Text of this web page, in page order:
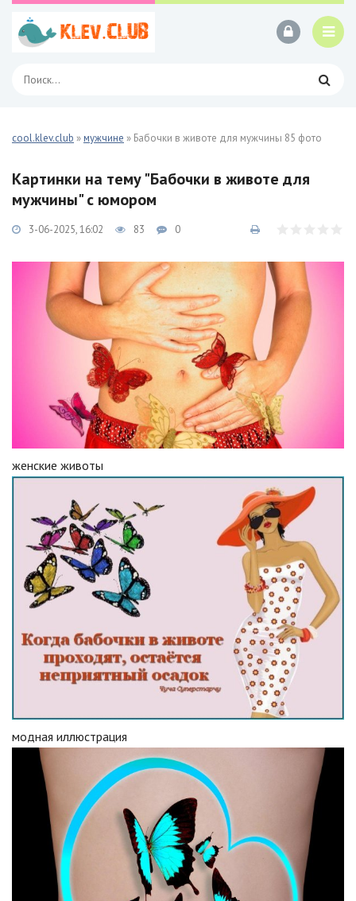
cool.klev.club »мужчине » Бабочки в животе для мужчины 85 фото
Картинки на тему "Бабочки в животе для
мужчины" с юмором
3-06-2025, 16:02 83 0
женские животы
модная иллюстрация